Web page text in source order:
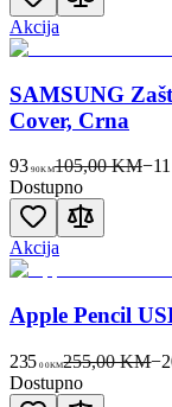
Akcija
SAMSUNG
Cover, Crna
93 90KM105,00 KM−11
Dostupno
Akcija
Apple Pencil
235 00KM255,00 KM−
Dostupno